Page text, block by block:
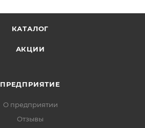
КАТАЛОГ
АКЦИИ
ПРЕДПРИЯТИЕ
О предприятии
Отзывы